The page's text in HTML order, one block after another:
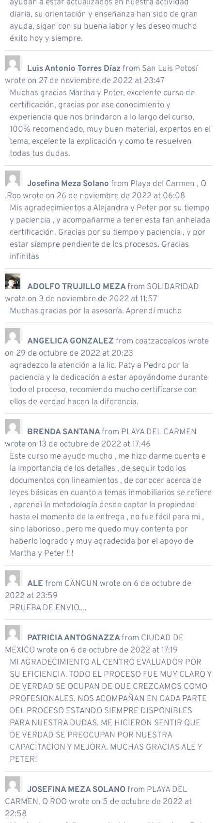
ayudan a estar actualizados en nuestra actividad
diaria, su orientación y enseñanza han sido de gran
ayuda, sigan con su buena labor y les deseo mucho
éxito hoy y siempre.
Luis Antonio Torres Díazfrom San Luis Potosí
wrote on 27 de noviembre de 2022 at 23:47
Muchas gracias Martha y Peter, excelente curso de
certificación, gracias por ese conocimiento y
experiencia que nos brindaron a lo largo del curso,
100% recomendado, muy buen material, expertos en el
tema, excelente la explicación y como te resuelven
todas tus dudas.
Josefina Meza Solano from Playa del Carmen , Q
.Roo wrote on 26 de noviembre de 2022 at 06:08
Mis agradecimientos a Alejandra y Peter por su tiempo
y paciencia , y acompañarme a tener esta fan anhelada
certificación. Gracias por su tiempo y paciencia , y por
estar siempre pendiente de los procesos. Gracias
infinitas
ADOLFO TRUJILLO MEZAfrom SOLIDARIDAD
wrote on 3 de noviembre de 2022 at 11:57
Muchas gracias por la asesoría. Aprendí mucho
ANGELICA GONZALEZ from coatzacoalcos wrote
on 29 de octubre de 2022 at 20:23
agradezco la atención a la lic. Paty a Pedro por la
paciencia y la dedicación a estar apoyándome durante
todo el proceso, recomiendo mucho certificarse con
ellos de verdad hacen la diferencia.
BRENDA SANTANAfrom PLAYA DEL CARMEN
wrote on 13 de octubre de 2022 at 17:46
Este curso me ayudo mucho , me hizo darme cuenta e
la importancia de los detalles , de seguir todo los
documentos con lineamientos , de conocer acerca de
leyes básicas en cuanto a temas inmobiliarios se refiere
, aprendi la metodología desde captar la propiedad
hasta el momento de la entrega , no fue fácil para mi ,
sino laborioso , pero me quedo muy contenta por
haberlo logrado y muy agradecida `por el apoyo de
Martha y Peter !!!
ALE from CANCUN wrote on 6 de octubre de
2022 at 23:59
PRUEBA DE ENVIO....
PATRICIA ANTOGNAZZAfrom CIUDAD DE
MEXICO wrote on 6 de octubre de 2022 at 17:19
MI AGRADECIMIENTO AL CENTRO EVALUADOR POR
SU EFICIENCIA. TODO EL PROCESO FUE MUY CLARO Y
DE VERDAD SE OCUPAN DE QUE CREZCAMOS COMO
PROFESIONALES. NOS ACOMPAÑAN EN CADA PARTE
DEL PROCESO ESTANDO SIEMPRE DISPONIBLES
PARA NUESTRA DUDAS. ME HICIERON SENTIR QUE
DE VERDAD SE PREOCUPAN POR NUESTRA
CAPACITACION Y MEJORA. MUCHAS GRACIAS ALE Y
PETER!
JOSEFINA MEZA SOLANOfrom PLAYA DEL
CARMEN, Q ROO wrote on 5 de octubre de 2022 at
22:58